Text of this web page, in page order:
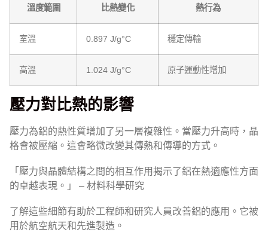
溫度範圍 比熱變化 熱行為
室溫 0.897 J/g°C 穩定傳輸
高溫 1.024 J/g°C 原子運動性增加
壓力對比熱的影響
壓力為鋁的熱性質增加了另一層複雜性。當壓力升高時，晶
格會被壓縮。這會略微改變其傳熱和傳導的方式。
「壓力與晶體結構之間的相互作用揭示了鋁在熱適應性方面
的卓越表現。」 – 材料科學研究
了解這些細節有助於工程師和研究人員改善鋁的應用。它被
用於航空航天和先進製造。